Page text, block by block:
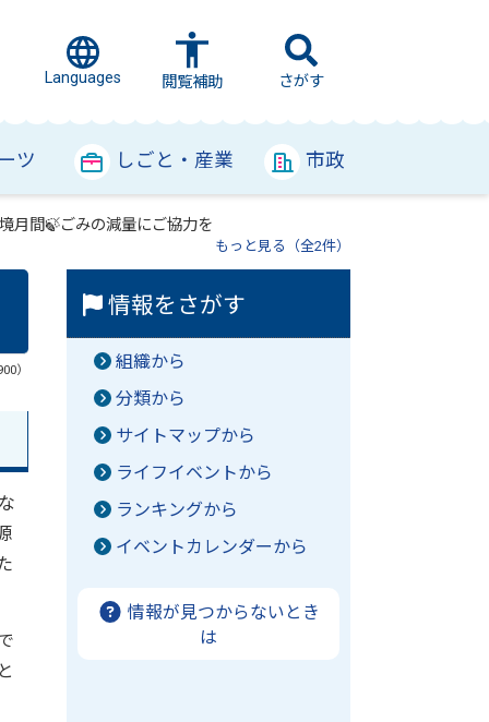
Languages 閲覧補助 さがす
ツ しごと・産業 市政
月間🍃ごみの減量にご協力を
もっと見る（全2件）
）
情報をさがす
組織から
分類から
サイトマップから
ライフイベントから
ランキングから
イベントカレンダーから
情報が見つからないとき
は